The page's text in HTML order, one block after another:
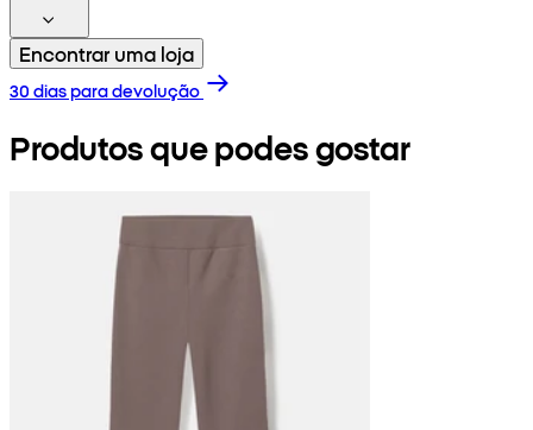
Encontrar uma loja
30 dias para devolução
Produtos que podes gostar